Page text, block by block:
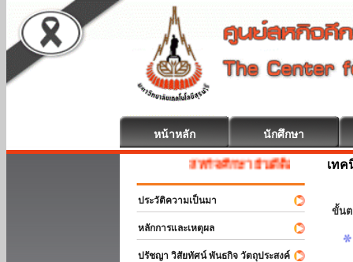
หน้าหลัก นักศึกษา
สหกิจศึกษา ยินดีต้อนรับ
ประวัติความเป็นมา
หลักการและเหตุผล
ปรัชญา วิสัยทัศน์ พันธกิจ วัตถุประสงค์
เทค
ขั้นต